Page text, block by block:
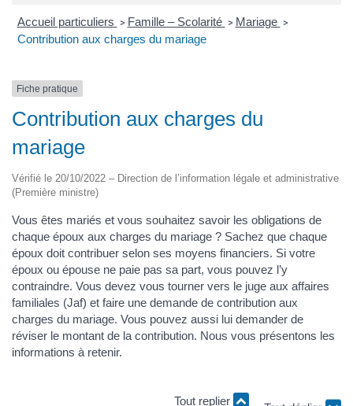
Accueil particuliers > Famille – Scolarité > Mariage >
Contribution aux charges du mariage
Fiche pratique
Contribution aux charges du
mariage
Vérifié le 20/10/2022 – Direction de l’information légale et administrative
(Première ministre)
Vous êtes mariés et vous souhaitez savoir les obligations de
chaque époux aux charges du mariage ? Sachez que chaque
époux doit contribuer selon ses moyens financiers. Si votre
époux ou épouse ne paie pas sa part, vous pouvez l’y
contraindre. Vous devez vous tourner vers le juge aux affaires
familiales (Jaf) et faire une demande de contribution aux
charges du mariage. Vous pouvez aussi lui demander de
réviser le montant de la contribution. Nous vous présentons les
informations à retenir.
Tout replier